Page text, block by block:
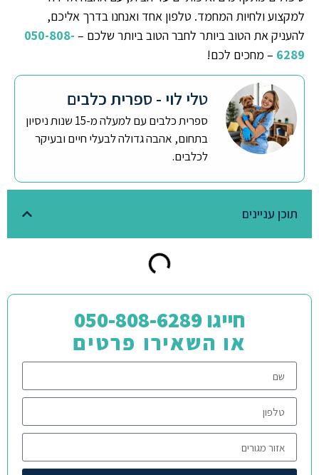
תוכן עניינים
חייגו 050-808-6289
או השאירו פרטים
למקצוע ולחיות המחמד. טלפון אחד ואנחנו בדרך אליכם,
להעניק את הטוב ביותר לחבר הטוב ביותר שלכם –050-808-
6289– מחכים לכם!
טלי לוי - ספרית כלבים
ספרית כלבים עם למעלה מ-15 שנות ניסיון
בתחום, אהבה גדולה לבעלי חיים ובעיקר
לכלבים.